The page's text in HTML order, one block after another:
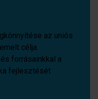
az uniós
célja.
forrásainkkal a
fejlesztését